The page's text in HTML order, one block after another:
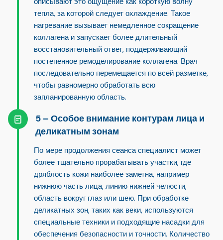
тепла, за которой следует охлаждение. Такое
нагревание вызывает немедленное сокращение
коллагена и запускает более длительный
восстановительный ответ, поддерживающий
постепенное ремоделирование коллагена. Врач
последовательно перемещается по всей разметке,
чтобы равномерно обработать всю
запланированную область.
Особое внимание контурам лица и
деликатным зонам
По мере продолжения сеанса специалист может
более тщательно прорабатывать участки, где
дряблость кожи наиболее заметна, например
нижнюю часть лица, линию нижней челюсти,
область вокруг глаз или шею. При обработке
деликатных зон, таких как веки, используются
специальные техники и подходящие насадки для
обеспечения безопасности и точности. Количество